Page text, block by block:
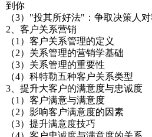
到你
（3）"投其所好法"：争取决策人
2、客户关系营销
（1）客户关系管理的定义
（2）关系管理的营销学基础
（3）关系管理的重要性
（4）科特勒五种客户关系类型
3、提升大客户的满意度与忠诚度
（1）客户满意与满意度
（2）影响客户满意度的因素
（3）提升满意度技巧